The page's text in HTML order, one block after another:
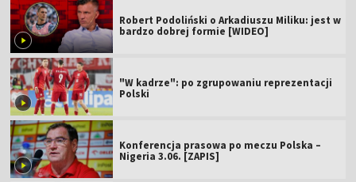
Robert Podoliński o Arkadiuszu Miliku: jest w
bardzo dobrej formie [WIDEO]
"W kadrze": po zgrupowaniu reprezentacji
Polski
Konferencja prasowa po meczu Polska –
Nigeria 3.06. [ZAPIS]